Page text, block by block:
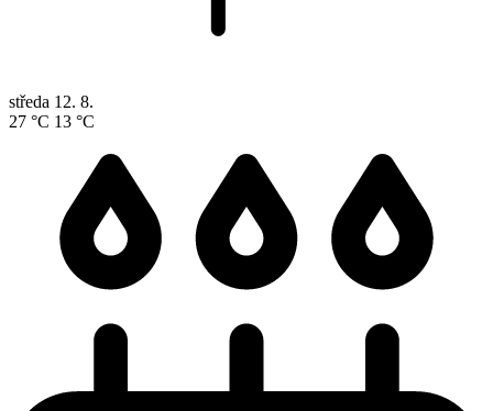
středa 12. 8.
27 °C 13 °C